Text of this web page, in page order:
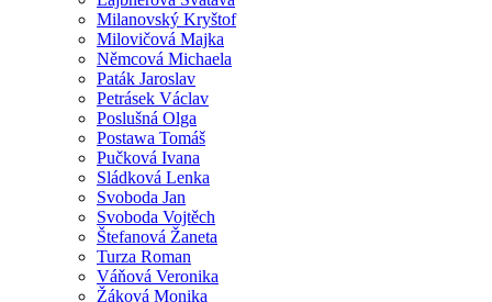
Milanovský Kryštof
Milovičová Majka
Němcová Michaela
Paták Jaroslav
Petrásek Václav
Poslušná Olga
Postawa Tomáš
Pučková Ivana
Sládková Lenka
Svoboda Jan
Svoboda Vojtěch
Štefanová Žaneta
Turza Roman
Váňová Veronika
Žáková Monika